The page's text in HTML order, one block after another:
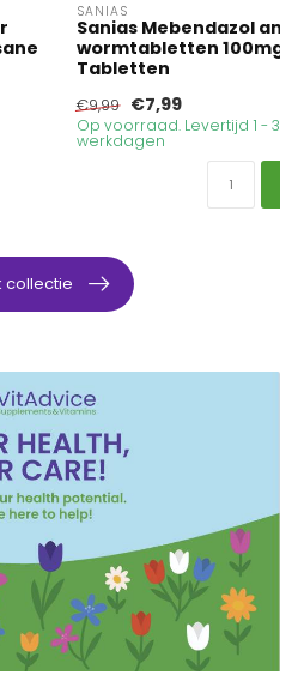
SANIAS
Sanias Mebendazol
wormtabletten 100mg 6
Tabletten
€9,99 €7,99
Op voorraad. Levertijd 1 - 3
werkdagen
collectie